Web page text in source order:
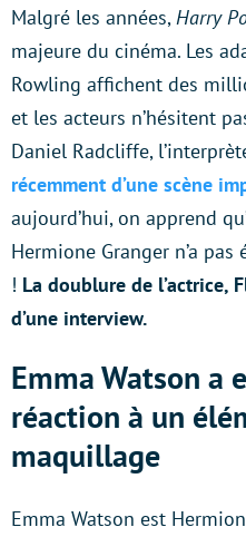
Malgré les années,Harry
majeure du cinéma. Les
Rowling affichent des
et les acteurs n’hésitent
Daniel Radcliffe,
récemment d’une scène
aujourd’hui, on apprend
Hermione Granger n’a
! La doublure de l’actrice,
d’une interview.
Emma Watson a
réaction à un
maquillage
Emma Watson est